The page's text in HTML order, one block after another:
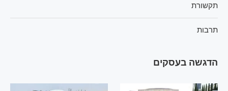
תקשורת
תרבות
הדגשה בעסקים